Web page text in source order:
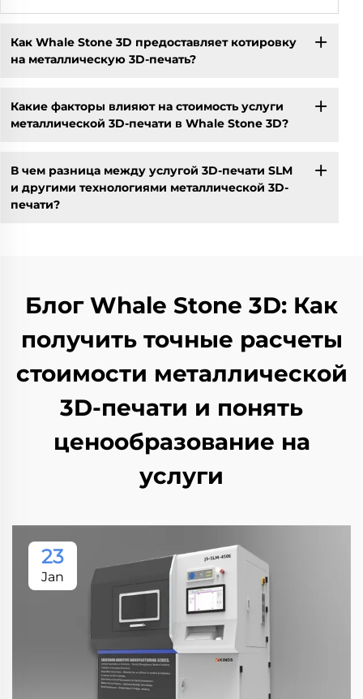
Как Whale Stone 3D предоставляет котировку
на металлическую 3D-печать?
Какие факторы влияют на стоимость услуги
металлической 3D-печати в Whale Stone 3D?
В чем разница между услугой 3D-печати SLM
и другими технологиями металлической 3D-
печати?
Блог Whale Stone 3D: Как
получить точные расчеты
стоимости металлической
3D-печати и понять
ценообразование на
услуги
23
Jan